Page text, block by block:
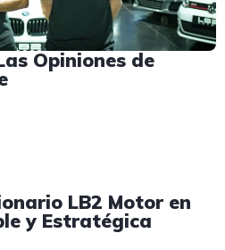
Opiniones de
LB2 Motor en
y Estratégica